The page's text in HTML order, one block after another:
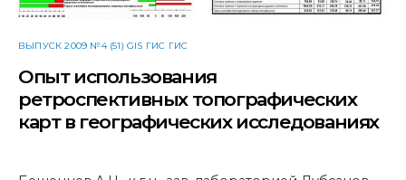
ВЫПУСК 2009 №4 (51) GIS ГИС ГИС
Опыт использования
ретроспективных топографических
карт в географических исследованиях